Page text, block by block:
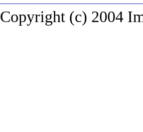
Copyright (c) 2004